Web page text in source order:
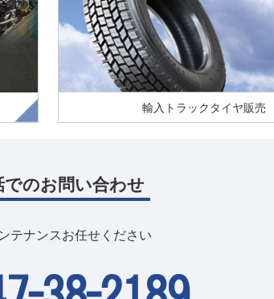
輸入トラックタイヤ販売
でのお問い合わせ
テナンスお任せください